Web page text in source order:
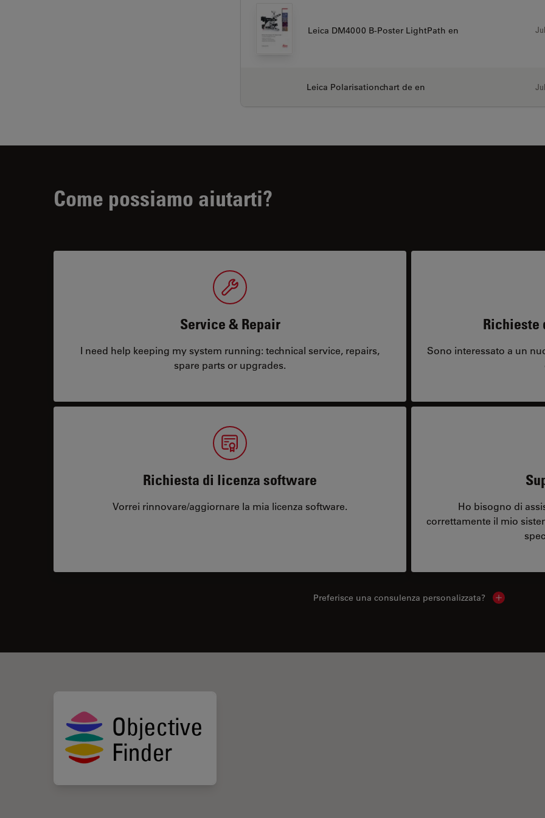
Leica DM4000 B-Poster LightPath en
Leica Polarisationchart de en
Come possiamo aiutarti?
Service & Repair
I need help keeping my system running: technical service, repairs,
spare parts or upgrades.
Richieste
Sono interessato a un
Richiesta di licenza software
Vorrei rinnovare/aggiornare la mia licenza software.
Ho bisogno di
correttamente il mio
Preferisce una consulenza personalizzata? Show local